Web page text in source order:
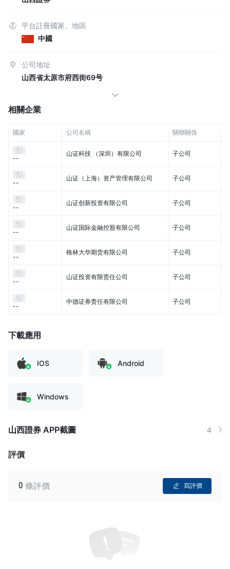
平台註冊國家、地區
中國
公司地址
山西省太原市府西街69号
相關企業
國家 公司名稱 關聯關係
--
山证科技 （深圳）有限公司 子公司
--
山证（上海）资产管理有限公司 子公司
--
山证创新投资有限公司 子公司
--
山证国际金融控股有限公司 子公司
--
格林大华期货有限公司 子公司
--
山证投资有限责任公司 子公司
--
中德证券责任有限公司 子公司
下載應用
IOS Android
Windows
山西證券 APP截圖 4
評價
0 條評價 寫評價